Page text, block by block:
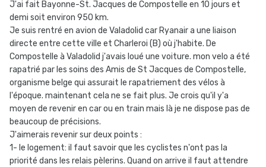
J'ai fait Bayonne-St. Jacques de Compostelle en 10 jours et
demi soit environ 950 km.
Je suis rentré en avion de Valadolid car Ryanair a une liaison
directe entre cette ville et Charleroi (B) où j'habite. De
Compostelle à Valadolid j'avais loué une voiture. mon velo a été
rapatrié par les soins des Amis de St Jacques de Compostelle,
organisme belge qui assurait le rapatriement des vélos à
l'époque. maintenant cela ne se fait plus. Je crois qu'il y'a
moyen de revenir en car ou en train mais là je ne dispose pas de
beaucoup de précisions.
J'aimerais revenir sur deux points :
1- le logement: il faut savoir que les cyclistes n'ont pas la
priorité dans les relais pèlerins. Quand on arrive il faut attendre